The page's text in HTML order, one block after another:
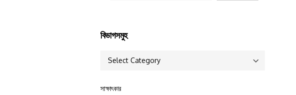
বিভাগসমুহ
সাক্ষাৎকার